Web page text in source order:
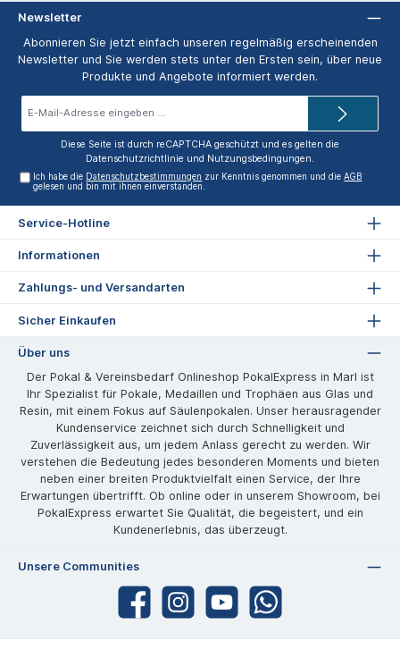
Newsletter
Abonnieren Sie jetzt einfach unseren regelmäßig erscheinenden
Newsletter und Sie werden stets unter den Ersten sein, über neue
Produkte und Angebote informiert werden.
Diese Seite ist durch reCAPTCHA geschützt und es gelten die
Datenschutzrichtlinie und Nutzungsbedingungen.
Ich habe die Datenschutzbestimmungen zur Kenntnis genommen und dieAGB
gelesen und bin mit ihnen einverstanden.
Service-Hotline
Informationen
Zahlungs- und Versandarten
Sicher Einkaufen
Über uns
Der Pokal & Vereinsbedarf Onlineshop PokalExpress in Marl ist
Ihr Spezialist für Pokale, Medaillen und Trophäen aus Glas und
Resin, mit einem Fokus auf Säulenpokalen. Unser herausragender
Kundenservice zeichnet sich durch Schnelligkeit und
Zuverlässigkeit aus, um jedem Anlass gerecht zu werden. Wir
verstehen die Bedeutung jedes besonderen Moments und bieten
neben einer breiten Produktvielfalt einen Service, der Ihre
Erwartungen übertrifft. Ob online oder in unserem Showroom, bei
PokalExpress erwartet Sie Qualität, die begeistert, und ein
Kundenerlebnis, das überzeugt.
Unsere Communities